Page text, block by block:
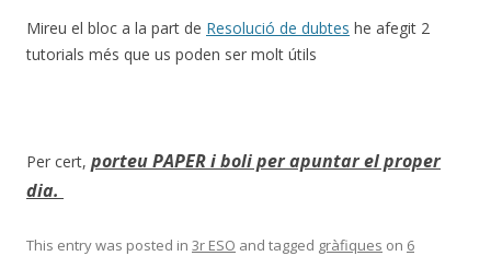
Mireu el bloc a la part de Resolució de dubtes he afegit 2
tutorials més que us poden ser molt útils
Per cert, porteu PAPER i boli per apuntar el proper
dia.
This entry was posted in 3r ESO and tagged gràfiques on 6